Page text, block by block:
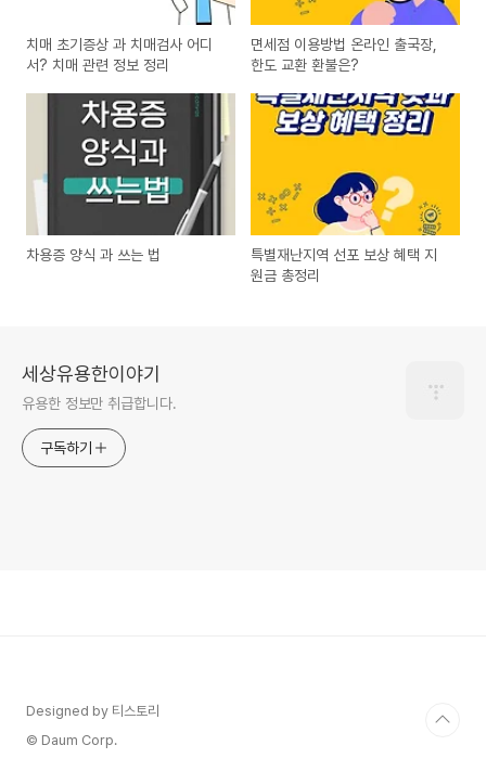
치매 초기증상 과 치매검사 어디
서? 치매 관련 정보 정리
면세점 이용방법 온라인 출국장,
한도 교환 환불은?
차용증 양식 과 쓰는 법
특별재난지역 선포 보상 혜택 지
원금 총정리
세상유용한이야기
유용한 정보만 취급합니다.
구독하기
Designed by 티스토리
© Daum Corp.